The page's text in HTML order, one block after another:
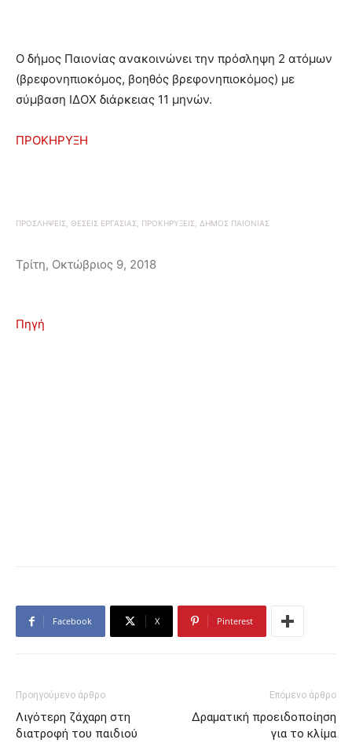
O δήμος Παιονίας ανακοινώνει την πρόσληψη 2 ατόμων
(βρεφονηπιοκόμος, βοηθός βρεφονηπιοκόμος) με
σύμβαση ΙΔΟΧ διάρκειας 11 μηνών.
ΠΡΟΚΗΡΥΞΗ
ΠΡΟΣΛΗΨΕΙΣ, ΘΕΣΕΙΣ ΕΡΓΑΣΙΑΣ, ΠΡΟΚΗΡΥΞΕΙΣ, ΔΗΜΟΣ ΠΑΙΟΝΙΑΣ
Τρίτη, Οκτώβριος 9, 2018
Πηγή
Facebook X Pinterest
Προηγούμενο άρθρο
Λιγότερη ζάχαρη στη
διατροφή του παιδιού
Επόμενο άρθρο
Δραματική προειδοποίηση
για το κλίμα